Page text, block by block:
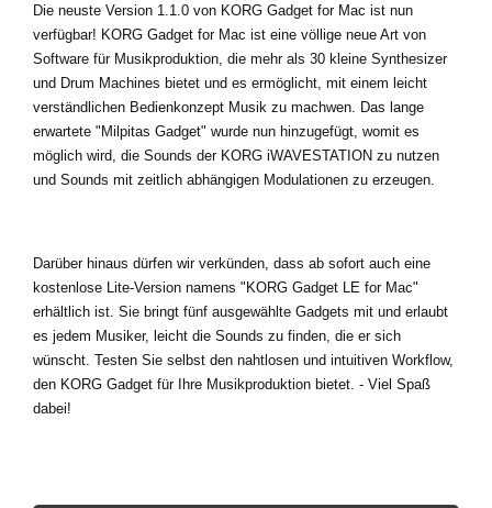
Über KORG
Die neuste Version 1.1.0 von KORG Gadget for Mac ist nun
verfügbar! KORG Gadget for Mac ist eine völlige neue Art von
Software für Musikproduktion, die mehr als 30 kleine Synthesizer
und Drum Machines bietet und es ermöglicht, mit einem leicht
verständlichen Bedienkonzept Musik zu machwen. Das lange
erwartete "Milpitas Gadget" wurde nun hinzugefügt, womit es
möglich wird, die Sounds der KORG iWAVESTATION zu nutzen
und Sounds mit zeitlich abhängigen Modulationen zu erzeugen.
Darüber hinaus dürfen wir verkünden, dass ab sofort auch eine
kostenlose Lite-Version namens "KORG Gadget LE for Mac"
erhältlich ist. Sie bringt fünf ausgewählte Gadgets mit und erlaubt
es jedem Musiker, leicht die Sounds zu finden, die er sich
wünscht. Testen Sie selbst den nahtlosen und intuitiven Workflow,
den KORG Gadget für Ihre Musikproduktion bietet. - Viel Spaß
dabei!